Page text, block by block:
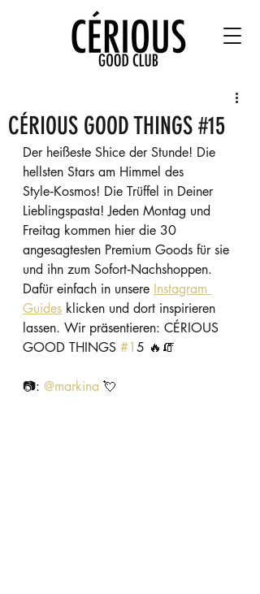
CÉRIOUS GOOD THINGS #15
Der heißeste Shice der Stunde! Die
hellsten Stars am Himmel des
Style‑Kosmos! Die Trüffel in Deiner
Lieblingspasta! Jeden Montag und
Freitag kommen hier die 30
angesagtesten Premium Goods für sie
und ihn zum Sofort‑Nachshoppen.
Dafür einfach in unsere Instagram
Guides klicken und dort inspirieren
lassen. Wir präsentieren: CÉRIOUS
GOOD THINGS #15 🔥🧯
📷: @markina 💘